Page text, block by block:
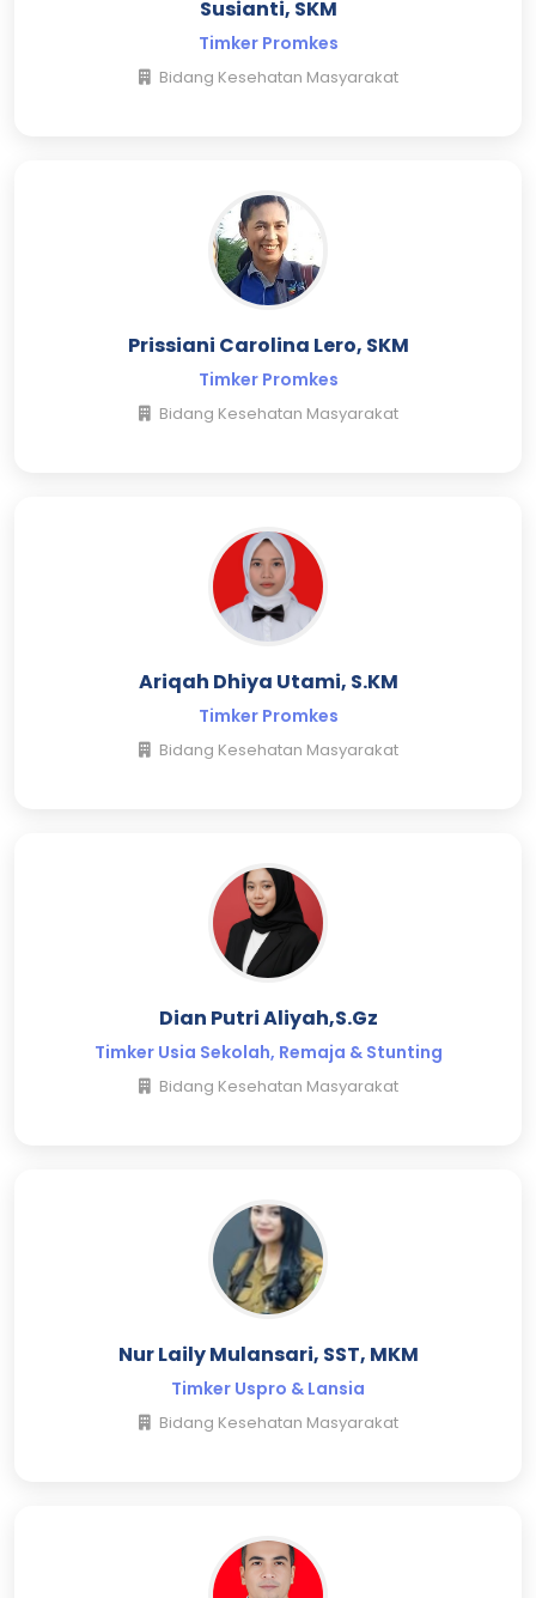
Susianti, SKM
Timker Promkes
Bidang Kesehatan Masyarakat
Prissiani Carolina Lero, SKM
Timker Promkes
Bidang Kesehatan Masyarakat
Ariqah Dhiya Utami, S.KM
Timker Promkes
Bidang Kesehatan Masyarakat
Dian Putri Aliyah,S.Gz
Timker Usia Sekolah, Remaja & Stunting
Bidang Kesehatan Masyarakat
Nur Laily Mulansari, SST, MKM
Timker Uspro & Lansia
Bidang Kesehatan Masyarakat